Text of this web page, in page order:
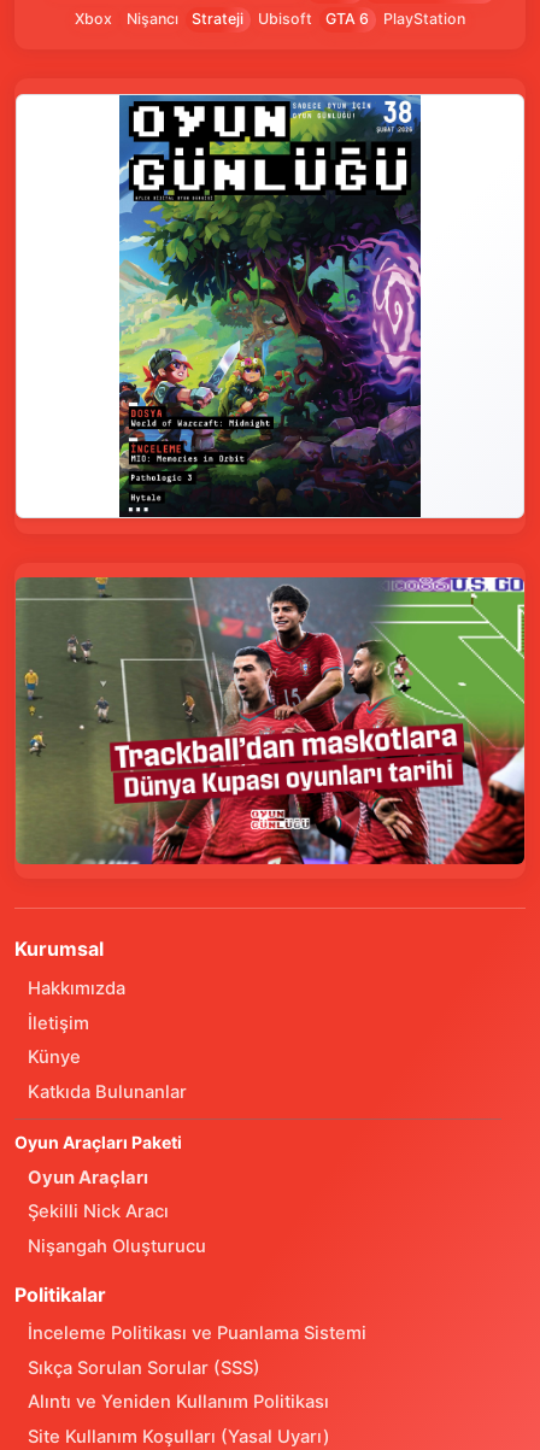
Xbox
Nişancı Strateji Ubisoft GTA 6 PlayStation
Kurumsal
Hakkımızda
İletişim
Künye
Katkıda Bulunanlar
Oyun Araçları Paketi
Oyun Araçları
Şekilli Nick Aracı
Nişangah Oluşturucu
Politikalar
İnceleme Politikası ve Puanlama Sistemi
Sıkça Sorulan Sorular (SSS)
Alıntı ve Yeniden Kullanım Politikası
Site Kullanım Koşulları (Yasal Uyarı)